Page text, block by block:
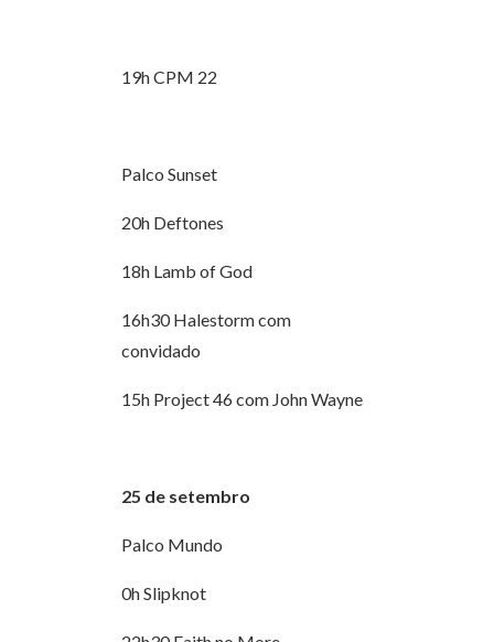
19h CPM 22
Palco Sunset
20h Deftones
18h Lamb of God
16h30 Halestorm com
convidado
15h Project 46 com John Wayne
25 de setembro
Palco Mundo
0h Slipknot